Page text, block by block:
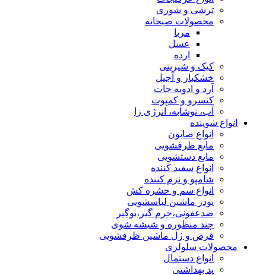
ترشی و شوری
محصولات صبحانه
مربا
عسل
ارده
کیک و شیرینی
خشکبار و آجیل
آرد و ادویه جات
کنسرو و کمپوت
آب، نوشابه، انرژی زا
انواع شوینده
انواع صابون
مایع ظرفشویی
مایع دستشویی
انواع سفید کننده
شامپو و نرم کننده
انواع سم و حشره کش
پودر ماشین لباسشویی
ضدعفونی،جرم گیر،بوگیر
چند منظوره و شیشه شوی
قرص و ژل ماشین ظرفشویی
محصولات سلولزی
انواع دستمال
پد بهداشتی